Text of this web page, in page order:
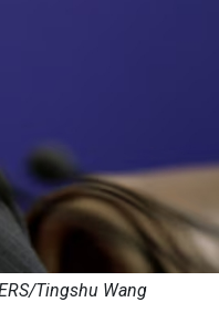
Tingshu Wang